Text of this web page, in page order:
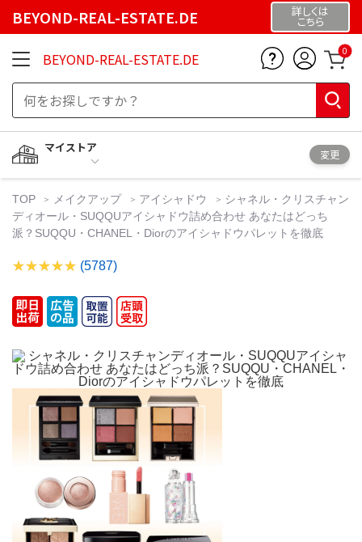
BEYOND-REAL-ESTATE.DE 詳しくは
こちら
BEYOND-REAL-ESTATE.DE 0
マイストア
変更
TOP メイクアップ アイシャドウ
シャネル・クリスチャン
ディオール・SUQQUアイシャドウ詰め合わせ あなたはどっち
派？SUQQU・CHANEL・Diorのアイシャドウパレットを徹底
(5787)